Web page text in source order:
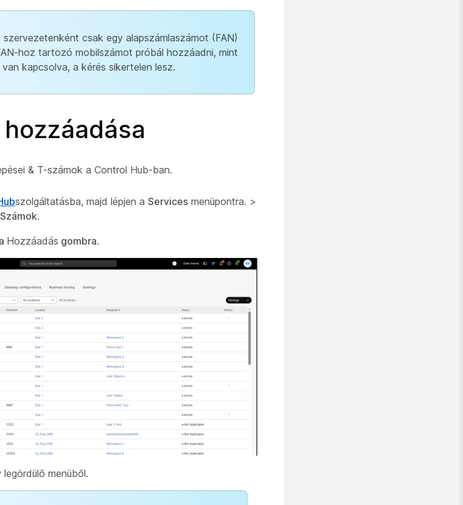
csak egy alapszámlaszámot (FAN)
hoz tartozó mobilszámot próbál hozzáadni, mint
kapcsolva, a kérés sikertelen lesz.
& T-számok a Control Hub-ban.
szolgáltatásba, majd lépjen a Services menüpontra. >
Számok.
Hozzáadás gombra.
legördülő menüből.